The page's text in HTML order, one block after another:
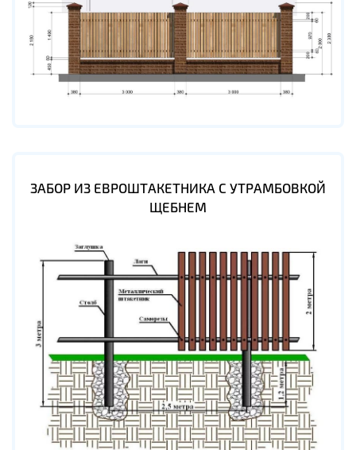
ЗАБОР ИЗ ЕВРОШТАКЕТНИКА С УТРАМБОВКОЙ
ЩЕБНЕМ